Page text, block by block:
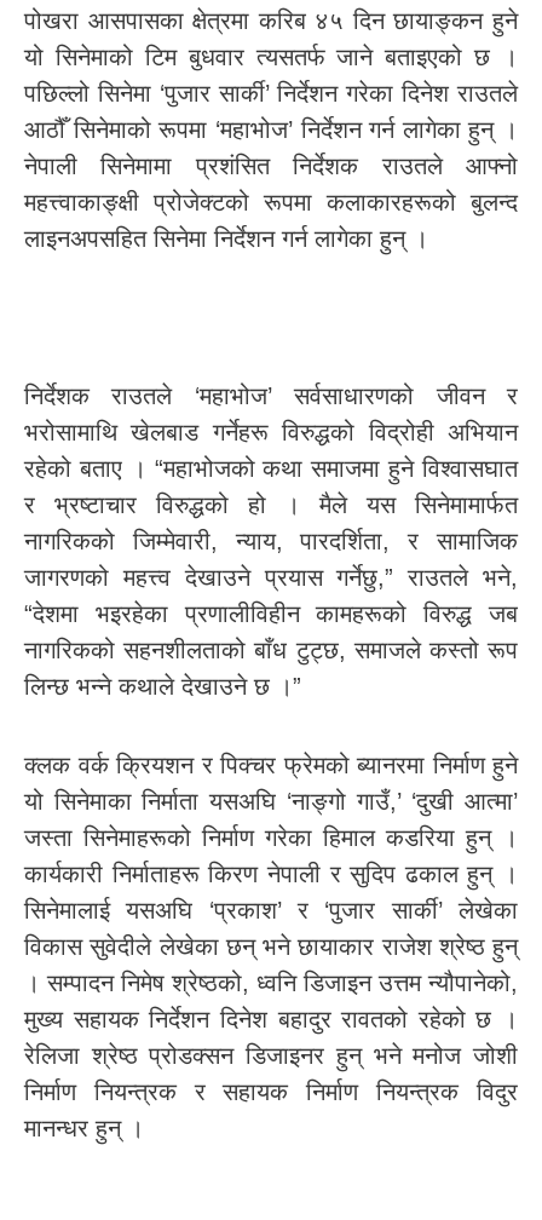
पोखरा आसपासका क्षेत्रमा करिब ४५ दिन छायाङ्कन हुने
यो सिनेमाको टिम बुधवार त्यसतर्फ जाने बताइएको छ ।
पछिल्लो सिनेमा ‘पुजार सार्की’ निर्देशन गरेका दिनेश राउतले
आठौँ सिनेमाको रूपमा ‘महाभोज’ निर्देशन गर्न लागेका हुन् ।
नेपाली सिनेमामा प्रशंसित निर्देशक राउतले आफ्नो
महत्त्वाकाङ्क्षी प्रोजेक्टको रूपमा कलाकारहरूको बुलन्द
लाइनअपसहित सिनेमा निर्देशन गर्न लागेका हुन् ।
निर्देशक राउतले ‘महाभोज’ सर्वसाधारणको जीवन र
भरोसामाथि खेलबाड गर्नेहरू विरुद्धको विद्रोही अभियान
रहेको बताए । “महाभोजको कथा समाजमा हुने विश्वासघात
र भ्रष्टाचार विरुद्धको हो । मैले यस सिनेमामार्फत
नागरिकको जिम्मेवारी, न्याय, पारदर्शिता, र सामाजिक
जागरणको महत्त्व देखाउने प्रयास गर्नेछु,” राउतले भने,
“देशमा भइरहेका प्रणालीविहीन कामहरूको विरुद्ध जब
नागरिकको सहनशीलताको बाँध टुट्छ, समाजले कस्तो रूप
लिन्छ भन्ने कथाले देखाउने छ ।”
क्लक वर्क क्रियशन र पिक्चर फ्रेमको ब्यानरमा निर्माण हुने
यो सिनेमाका निर्माता यसअघि ‘नाङ्गो गाउँ,’ ‘दुखी आत्मा’
जस्ता सिनेमाहरूको निर्माण गरेका हिमाल कडरिया हुन् ।
कार्यकारी निर्माताहरू किरण नेपाली र सुदिप ढकाल हुन् ।
सिनेमालाई यसअघि ‘प्रकाश’ र ‘पुजार सार्की’ लेखेका
विकास सुवेदीले लेखेका छन् भने छायाकार राजेश श्रेष्ठ हुन्
। सम्पादन निमेष श्रेष्ठको, ध्वनि डिजाइन उत्तम न्यौपानेको,
मुख्य सहायक निर्देशन दिनेश बहादुर रावतको रहेको छ ।
रेलिजा श्रेष्ठ प्रोडक्सन डिजाइनर हुन् भने मनोज जोशी
निर्माण नियन्त्रक र सहायक निर्माण नियन्त्रक विदुर
मानन्धर हुन् ।